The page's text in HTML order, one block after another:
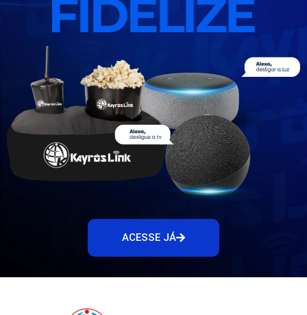
ACESSE JÁ